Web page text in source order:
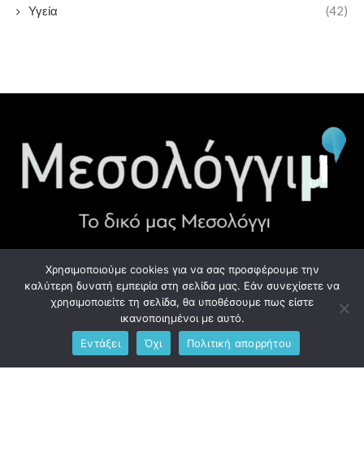
Υγεία (42)
ΧΡΉΣΙΜΑ LINK
Προσωπικά Δεδομένα - GDPR
Ανδρέου Λόντου 1, Μεσολόγγι 302 00
Χρησιμοποιούμε cookies για να σας προσφέρουμε την
καλύτερη δυνατή εμπειρία στη σελίδα μας. Εάν συνεχίσετε να
χρησιμοποιείτε τη σελίδα, θα υποθέσουμε πως είστε
ικανοποιημένοι με αυτό.
Εντάξει
Όχι Πολιτική απορρήτου